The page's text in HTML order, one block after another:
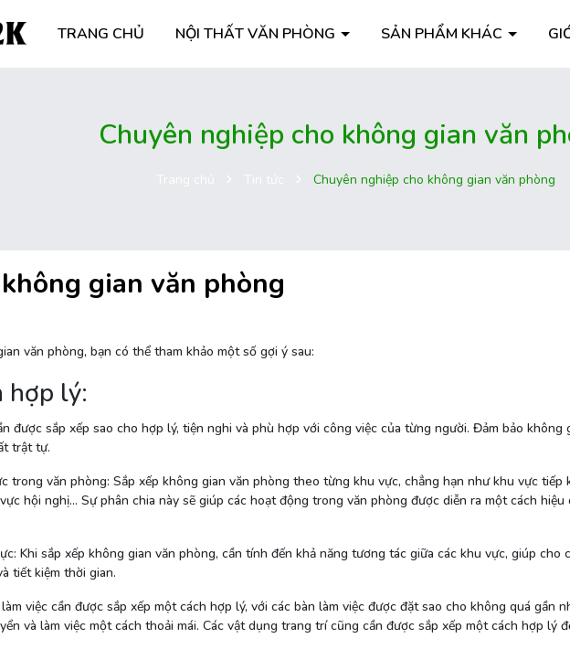
TRANG CHỦ NỘI THẤT VĂN PHÒNG SẢN PHẨM KHÁC
Chuyên nghiệp cho không gian văn
Chuyên nghiệp cho không gian văn phòng
gian văn phòng
văn phòng, bạn có thể tham khảo một số gợi ý sau:
hợp lý:
được sắp xếp sao cho hợp lý, tiện nghi và phù hợp với công việc của từng người. Đảm bảo không
trật tự.
trong văn phòng: Sắp xếp không gian văn phòng theo từng khu vực, chẳng hạn như khu vực tiếp
hội nghị... Sự phân chia này sẽ giúp các hoạt động trong văn phòng được diễn ra một cách hiệu
Khi sắp xếp không gian văn phòng, cần tính đến khả năng tương tác giữa các khu vực, giúp cho
tiết kiệm thời gian.
việc cần được sắp xếp một cách hợp lý, với các bàn làm việc được đặt sao cho không quá gần
và làm việc một cách thoải mái. Các vật dụng trang trí cũng cần được sắp xếp một cách hợp lý